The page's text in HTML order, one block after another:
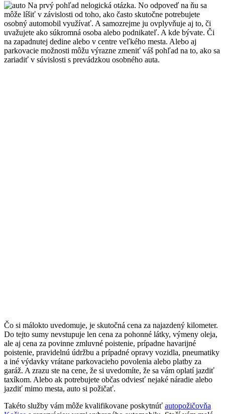
Na prvý pohľad nelogická otázka. No odpoveď na ňu sa
môže líšiť v závislosti od toho, ako často skutočne potrebujete
osobný automobil využívať. A samozrejme ju ovplyvňuje aj to, či
uvažujete ako súkromná osoba alebo podnikateľ. A kde bývate. Či
na zapadnutej dedine alebo v centre veľkého mesta. Alebo aj
parkovacie možnosti môžu výrazne zmeniť váš pohľad na to, ako sa
zariadiť v súvislosti s prevádzkou osobného auta.
Čo si málokto uvedomuje, je skutočná cena za najazdený kilometer.
Do tejto sumy nevstupuje len cena za pohonné látky, výmeny oleja,
ale aj cena za povinne zmluvné poistenie, prípadne havarijné
poistenie, pravidelnú údržbu a prípadné opravy vozidla, pneumatiky
a iné výdavky vrátane parkovacieho povolenia alebo platby za
garáž. A zrazu ste na cene, že si uvedomíte, že sa vám oplatí jazdiť
taxíkom. Alebo ak potrebujete občas odviesť nejaké náradie alebo
jazdiť mimo mesta, auto si požičať.
Takéto služby vám môže kvalifikovane poskytnúť autopožičovňa